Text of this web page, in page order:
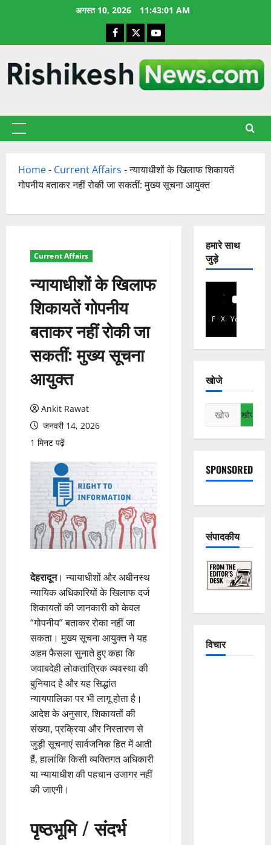
अगस्त 10, 2026 11:43:02 AM
Facebook
X YouTube
प्राथमिक
Home- Current Affairs -न्यायाधीशों के खिलाफ शिकायतें
गोपनीय बताकर नहीं रोकी जा सकतीं: मुख्य सूचना आयुक्त
Current Affairs
न्यायाधीशों के खिलाफ
शिकायतें गोपनीय
बताकर नहीं रोकी जा
सकतीं: मुख्य सूचना
आयुक्त
Ankit Rawat
जनवरी 14, 2026
1 मिनट पढ़ें
देहरादून। न्यायाधीशों और अधीनस्थ
न्यायिक अधिकारियों के खिलाफ दर्ज
शिकायतों की जानकारी को केवल
“गोपनीय” बताकर रोका नहीं जा
सकता। मुख्य सूचना आयुक्त ने यह
अहम फैसला सुनाते हुए कहा कि
जवाबदेही लोकतांत्रिक व्यवस्था की
बुनियाद है और यह सिद्धांत
न्यायपालिका पर भी लागू होता है।
आदेश के अनुसार, शिकायतों की
संख्या, प्रक्रिया और निस्तारण से
जुड़ी सूचनाएं सार्वजनिक हित में आती
हैं, हालांकि किसी व्यक्तिगत अधिकारी
या न्यायाधीश की पहचान उजागर नहीं
की जाएगी।
पृष्ठभूमि / संदर्भ
हमारे साथ
जुड़े
Facebook
X YouTube
खोजे
निम्न
को
खोजें:
SPONSORED
संपादकीय
विचार